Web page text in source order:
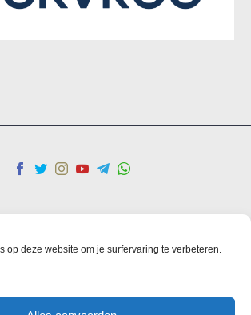
op deze website om je surfervaring te verbeteren.
ve koşullar
Cookies
Copyright 2025 IHO Ebrar